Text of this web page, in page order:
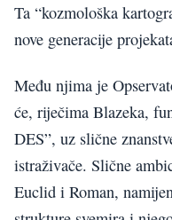
Ta “kozmološka
nove generacije
Među njima je
će, riječima Blazeka,
DES”, uz slične
istraživače. Slične
Euclid i Roman,